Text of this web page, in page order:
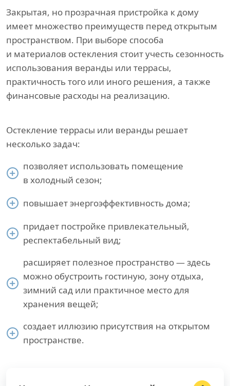
Закрытая, но прозрачная пристройка к дому
имеет множество преимуществ перед открытым
пространством. При выборе способа
и материалов остекления стоит учесть сезонность
использования веранды или террасы,
практичность того или иного решения, а также
финансовые расходы на реализацию.
Остекление террасы или веранды решает
несколько задач:
позволяет использовать помещение
в холодный сезон;
повышает энергоэффективность дома;
придает постройке привлекательный,
респектабельный вид;
расширяет полезное пространство — здесь
можно обустроить гостиную, зону отдыха,
зимний сад или практичное место для
хранения вещей;
создает иллюзию присутствия на открытом
пространстве.